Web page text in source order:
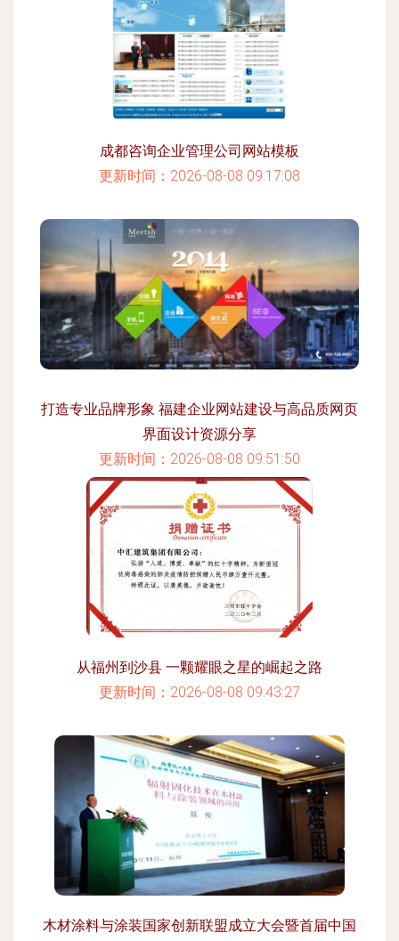
成都咨询企业管理公司网站模板
更新时间：2026-08-08 09:17:08
打造专业品牌形象 福建企业网站建设与高品质网页
界面设计资源分享
更新时间：2026-08-08 09:51:50
从福州到沙县 一颗耀眼之星的崛起之路
更新时间：2026-08-08 09:43:27
木材涂料与涂装国家创新联盟成立大会暨首届中国